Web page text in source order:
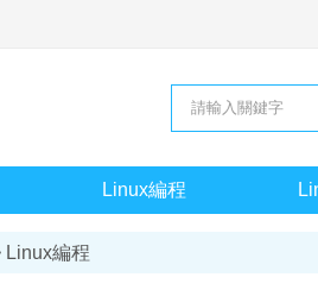
Linux編程
Linux編程